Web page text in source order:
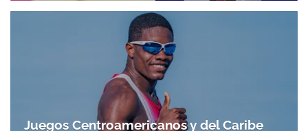
Juegos Centroamericanos y del Caribe